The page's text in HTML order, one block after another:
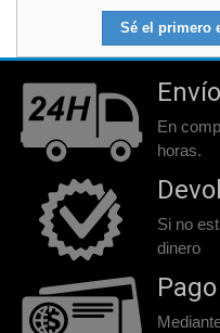
Sé el primero
En
horas.
Si no
dinero